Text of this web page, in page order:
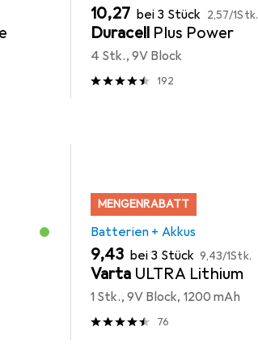
EUR
10,27 bei 3 Stück EUR
2,57/1Stk.
Duracell Plus Power
4 Stk., 9V Block
192
MENGENRABATT
Batterien + Akkus
EUR
9,43 bei 3 Stück EUR
9,43/1Stk.
Varta ULTRA Lithium
1 Stk., 9V Block, 1200 mAh
76